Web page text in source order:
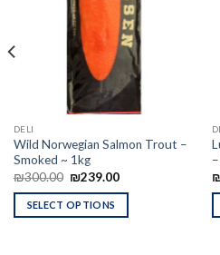
DELI
Wild Norwegian Salmon Trout –
Smoked ~ 1kg
₪300.00 ₪239.00
SELECT OPTIONS